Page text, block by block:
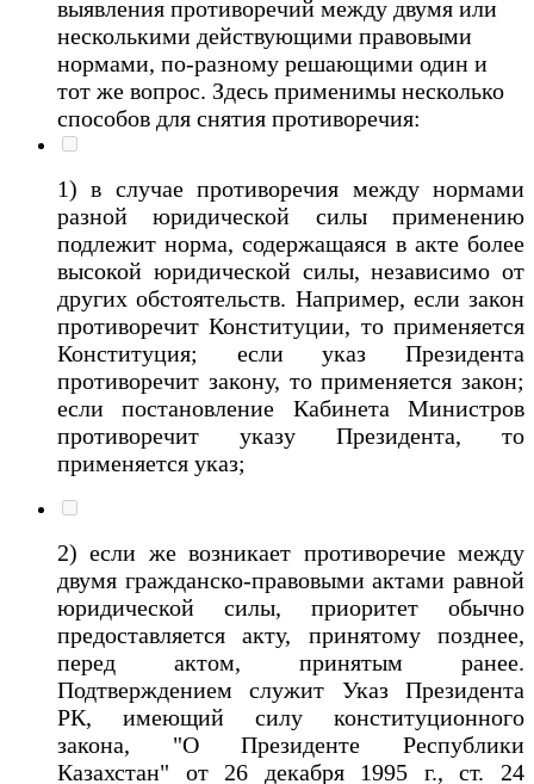
выявления противоречий между двумя или
несколькими действующими правовыми
нормами, по-разному решающими один и
тот же вопрос. Здесь применимы несколько
способов для снятия противоречия:
1) в случае противоречия между нормами
разной юридической силы применению
подлежит норма, содержащаяся в акте более
высокой юридической силы, независимо от
других обстоятельств. Например, если закон
противоречит Конституции, то применяется
Конституция; если указ Президента
противоречит закону, то применяется закон;
если постановление Кабинета Министров
противоречит указу Президента, то
применяется указ;
2) если же возникает противоречие между
двумя гражданско-правовыми актами равной
юридической силы, приоритет обычно
предоставляется акту, принятому позднее,
перед актом, принятым ранее.
Подтверждением служит Указ Президента
РК, имеющий силу конституционного
закона, "О Президенте Республики
Казахстан" от 26 декабря 1995 г., ст. 24